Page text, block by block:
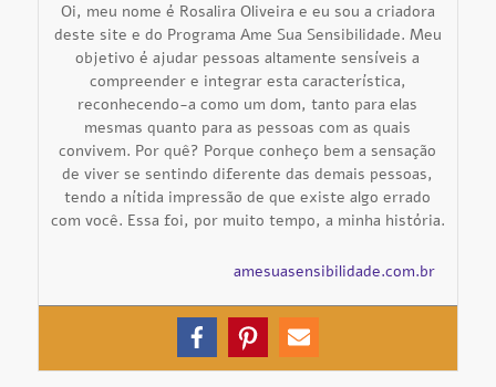
Oi, meu nome é Rosalira Oliveira e eu sou a criadora
deste site e do Programa Ame Sua Sensibilidade. Meu
objetivo é ajudar pessoas altamente sensíveis a
compreender e integrar esta característica,
reconhecendo-a como um dom, tanto para elas
mesmas quanto para as pessoas com as quais
convivem. Por quê? Porque conheço bem a sensação
de viver se sentindo diferente das demais pessoas,
tendo a nítida impressão de que existe algo errado
com você. Essa foi, por muito tempo, a minha história.
amesuasensibilidade.com.br